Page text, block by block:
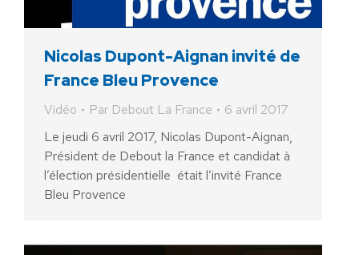
Nicolas Dupont-Aignan invité de
France Bleu Provence
Vidéo Par Debout La France
6 avril 2017
Le jeudi 6 avril 2017, Nicolas Dupont-Aignan,
Président de Debout la France et candidat à
l’élection présidentielle était l’invité France
Bleu Provence